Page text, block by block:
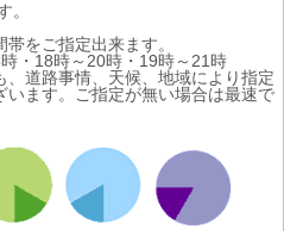
。
をご指定出来ます。
・18時～20時・19時～21時
道路事情、天候、地域により指定
います。ご指定が無い場合は最速で